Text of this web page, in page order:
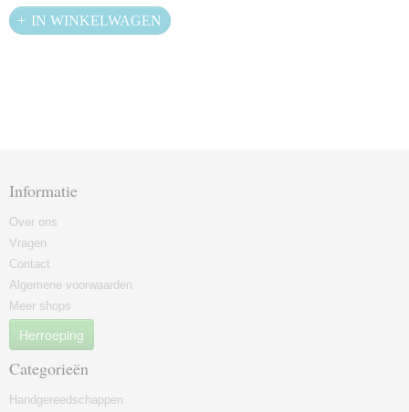
IN WINKELWAGEN
Informatie
Over ons
Vragen
Contact
Algemene voorwaarden
Meer shops
Herroeping
Categorieën
Handgereedschappen